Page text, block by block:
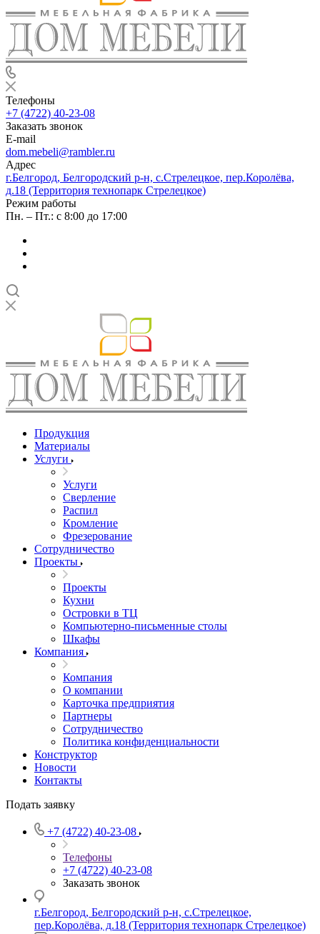
Телефоны
+7 (4722) 40-23-08
Заказать звонок
E-mail
dom.mebeli@rambler.ru
Адрес
г.Белгород, Белгородский р-н, с.Стрелецкое, пер.Королёва,
д.18 (Территория технопарк Стрелецкое)
Режим работы
Пн. – Пт.: с 8:00 до 17:00
Продукция
Материалы
Услуги
Услуги
Сверление
Распил
Кромление
Фрезерование
Сотрудничество
Проекты
Проекты
Кухни
Островки в ТЦ
Компьютерно-письменные столы
Шкафы
Компания
Компания
О компании
Карточка предприятия
Партнеры
Сотрудничество
Политика конфиденциальности
Конструктор
Новости
Контакты
Подать заявку
+7 (4722) 40-23-08
Телефоны
+7 (4722) 40-23-08
Заказать звонок
г.Белгород, Белгородский р-н, с.Стрелецкое,
пер.Королёва, д.18 (Территория технопарк Стрелецкое)